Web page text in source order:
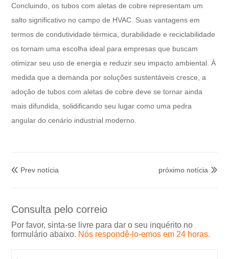
Concluindo, os tubos com aletas de cobre representam um
salto significativo no campo de HVAC. Suas vantagens em
termos de condutividade térmica, durabilidade e reciclabilidade
os tornam uma escolha ideal para empresas que buscam
otimizar seu uso de energia e reduzir seu impacto ambiental. À
medida que a demanda por soluções sustentáveis ​​cresce, a
adoção de tubos com aletas de cobre deve se tornar ainda
mais difundida, solidificando seu lugar como uma pedra
angular do cenário industrial moderno.
 Prev notícia 
próximo notícia
Consulta pelo correio
Por favor, sinta-se livre para dar o seu inquérito no
formulário abaixo. Nós respondê-lo-emos em 24 horas.